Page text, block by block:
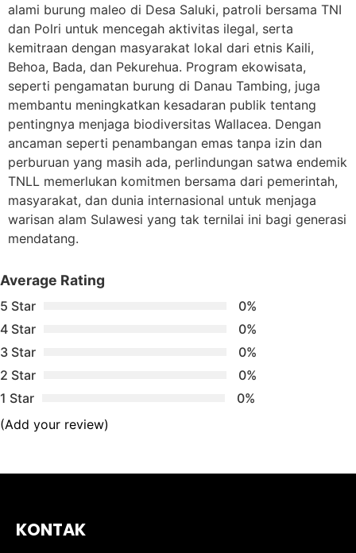
alami burung maleo di Desa Saluki, patroli bersama TNI
dan Polri untuk mencegah aktivitas ilegal, serta
kemitraan dengan masyarakat lokal dari etnis Kaili,
Behoa, Bada, dan Pekurehua. Program ekowisata,
seperti pengamatan burung di Danau Tambing, juga
membantu meningkatkan kesadaran publik tentang
pentingnya menjaga biodiversitas Wallacea. Dengan
ancaman seperti penambangan emas tanpa izin dan
perburuan yang masih ada, perlindungan satwa endemik
TNLL memerlukan komitmen bersama dari pemerintah,
masyarakat, dan dunia internasional untuk menjaga
warisan alam Sulawesi yang tak ternilai ini bagi generasi
mendatang.
Average Rating
5 Star
0%
4 Star
0%
3 Star
0%
2 Star
0%
1 Star
0%
(Add your review)
KONTAK